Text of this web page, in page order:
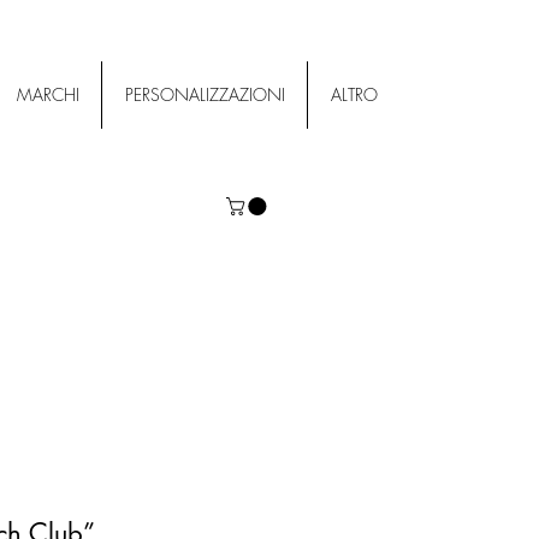
MARCHI PERSONALIZZAZIONI ALTRO